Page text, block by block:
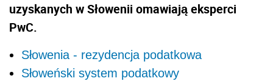
uzyskanych w Słowenii omawiają eksperci
PwC.
Słowenia - rezydencja podatkowa
Słoweński system podatkowy